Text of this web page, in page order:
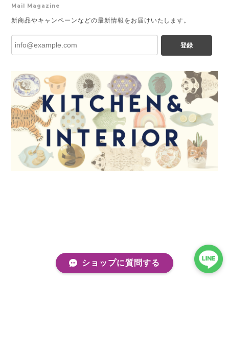
Mail Magazine
新商品やキャンペーンなどの最新情報をお届けいたします。
登録
ショップに質問する